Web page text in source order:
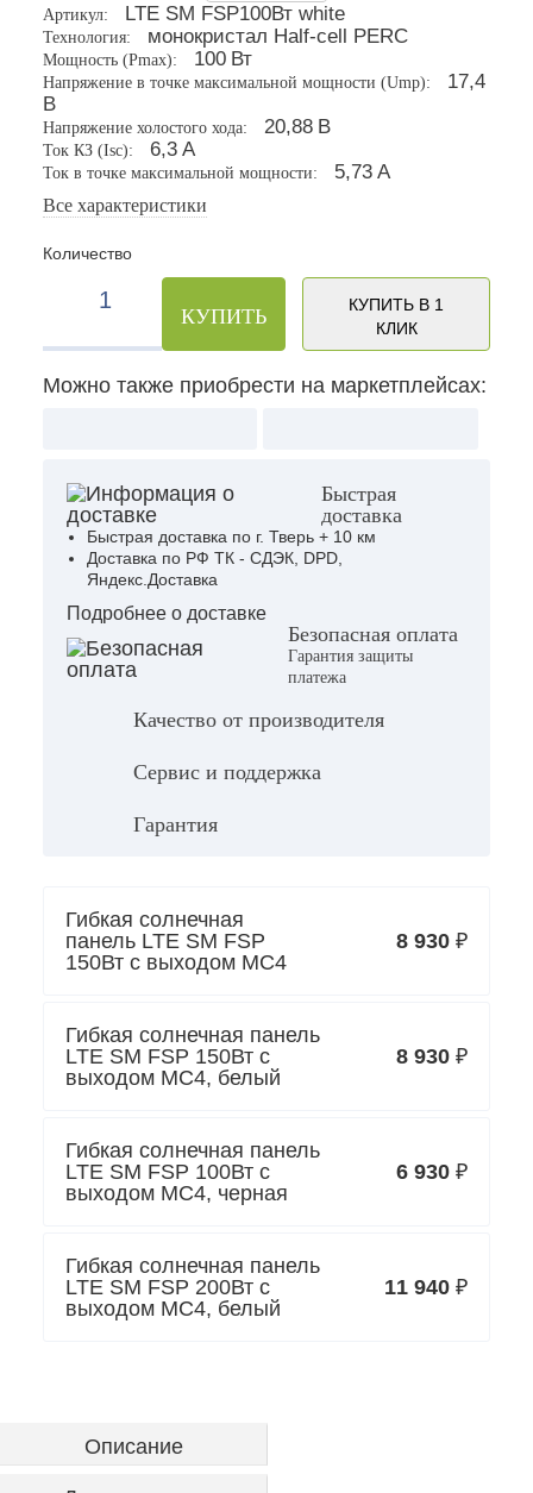
Артикул:
LTE SM FSP100Вт white
Технология: монокристал Half-cell PERC
Мощность (Pmax): 100 Вт
Напряжение в точке максимальной мощности (Ump):
17,4
В
Напряжение холостого хода: 20,88 В
Ток КЗ (Isc): 6,3 А
Ток в точке максимальной мощности: 5,73 А
Все характеристики
Количество
КУПИТЬ
КУПИТЬ В 1
КЛИК
Можно также приобрести на маркетплейсах:
Быстрая
доставка
Быстрая доставка по г. Тверь + 10 км
Доставка по РФ ТК - СДЭК, DPD,
Яндекс.Доставка
Подробнее о доставке
Безопасная оплата
Гарантия защиты
платежа
Качество от производителя
Сервис и поддержка
Гарантия
Гибкая солнечная
панель LTE SM FSP
150Вт с выходом MC4
8 930 ₽
Гибкая солнечная панель
LTE SM FSP 150Вт с
выходом MC4, белый
8 930 ₽
Гибкая солнечная панель
LTE SM FSP 100Вт с
выходом MC4, черная
6 930 ₽
Гибкая солнечная панель
LTE SM FSP 200Вт с
выходом MC4, белый
11 940 ₽
Описание